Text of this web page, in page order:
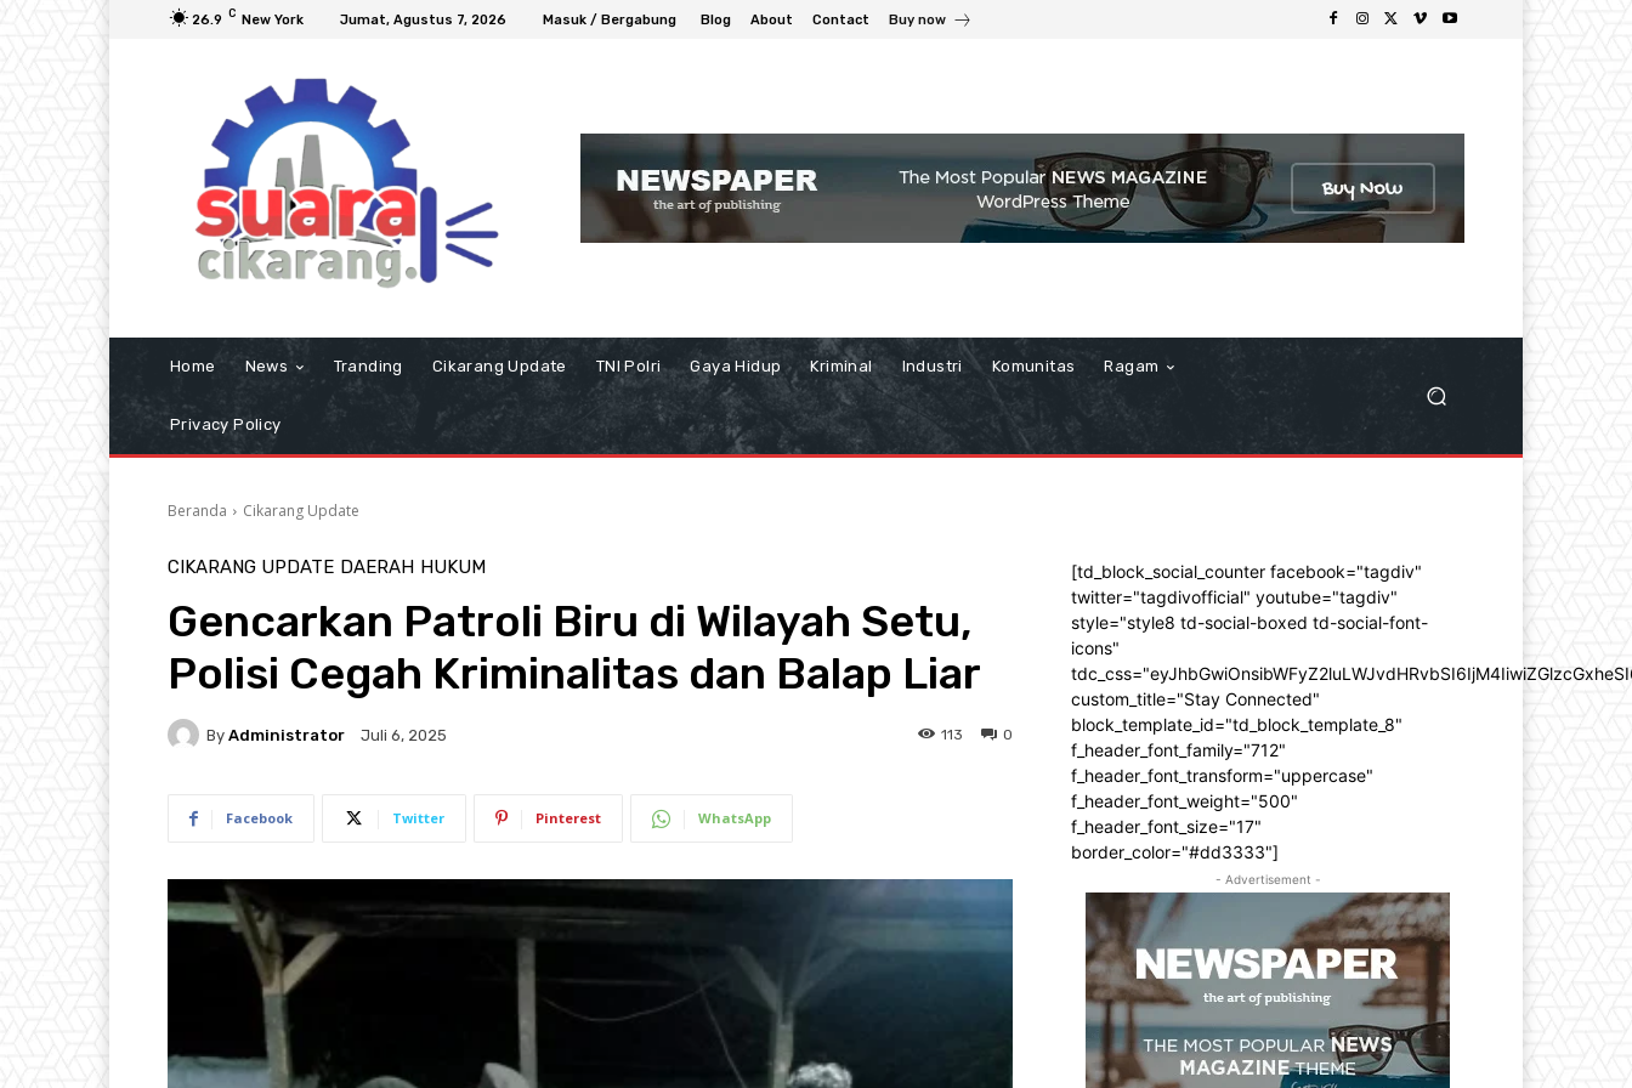
26.9 C New York Jumat, Agustus 7, 2026 Masuk / Bergabung Blog About Contact Buy now
Home News Tranding Cikarang Update TNI Polri Gaya Hidup Kriminal Industri Komunitas Ragam
Privacy Policy
Beranda Cikarang Update
CIKARANG UPDATE DAERAH HUKUM
Gencarkan Patroli Biru di Wilayah Setu,
Polisi Cegah Kriminalitas dan Balap Liar
By Administrator Juli 6, 2025 0
113
Facebook Twitter Pinterest WhatsApp
[td_block_social_counter facebook="tagdiv"
twitter="tagdivofficial" youtube="tagdiv"
style="style8 td-social-boxed td-social-font-
icons"
custom_title="Stay Connected"
block_template_id="td_block_template_8"
f_header_font_family="712"
f_header_font_transform="uppercase"
f_header_font_weight="500"
f_header_font_size="17"
border_color="#dd3333"]
- Advertisement -